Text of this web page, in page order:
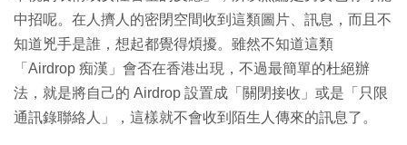
中招呢。在人擠人的密閉空間收到這類圖片、訊息，而且不
知道兇手是誰，想起都覺得煩擾。雖然不知道這類
「Airdrop 痴漢」會否在香港出現，不過最簡單的杜絕辦
法，就是將自己的 Airdrop 設置成「關閉接收」或是「只限
通訊錄聯絡人」，這樣就不會收到陌生人傳來的訊息了。